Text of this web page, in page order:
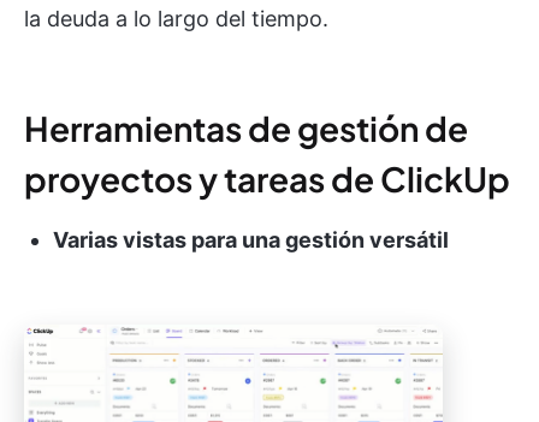
la deuda a lo largo del tiempo.
Herramientas de gestión de
proyectos y tareas de ClickUp
Varias vistas para una gestión versátil